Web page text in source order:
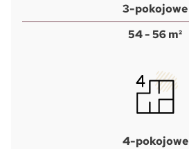
3-pokojowe
54 - 56 m²
4-pokojowe